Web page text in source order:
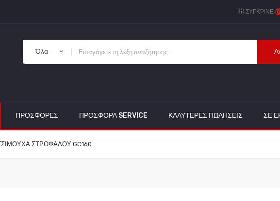
ΣΎΓΚΡΙΝΕ (0
ΠΡΟΣΦΟΡΈΣ ΠΡΟΣΦΟΡΑ SERVICE ΚΑΛΎΤΕΡΕΣ ΠΩΛΉΣΕΙΣ ΣΕ
ΣΤΡΟΦΑΛΟΥ GC160